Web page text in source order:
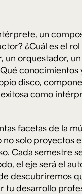
Ext. 4925
un
¿Cuál es el
un orquestador,
conocimientos
disco,
como
facetas de la
no solo proyectos
Cada semestre
el eje será el
descubriremos
tu desarrollo